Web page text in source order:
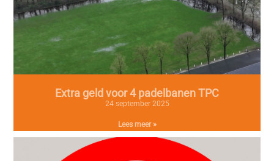
Extra geld voor 4 padelbanen TPC
24 september 2025
Lees meer »